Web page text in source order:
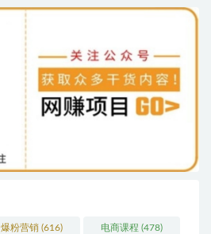
爆粉营销 (616) 电商课程 (478)